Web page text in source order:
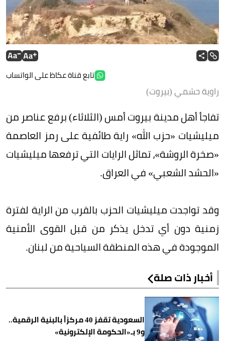
تابع قناة عكاظ على الواتساب
راوية حشمي (بيروت)
تفاجأ أهل مدينة بيروت أمس (الثلاثاء) برفع عناصر من
ميليشيات «حزب الله» راية طائفية على رمز العاصمة
«صخرة الروشة»، تماثل الرايات التي ترفعها ميليشيات
«الحشد الشعبي» في العراق.
وقد تواجدت ميليشيات الحزب بالقرب من الراية لفترة
زمنية دون أي تدخل يذكر من قبل القوى الأمنية
الموجودة في هذه المنطقة السياحية من لبنان.
أخبار ذات صلة
السعودية تقفز 40 مركزاً بالبنية الرقمية..
و9 بـ«الحكومة الإلكترونية»